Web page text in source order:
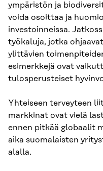
ympäristön ja
voida osoittaa ja
investoinneissa.
työkaluja, jotka
ylittävien
esimerkkejä ovat
tulosperusteiset
Yhteiseen terveyteen
markkinat ovat vielä
ennen pitkää globaalit
aika suomalaisten
alalla.